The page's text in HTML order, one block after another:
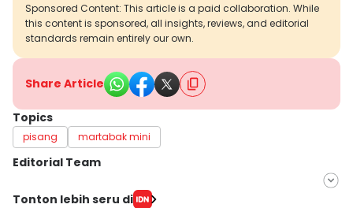
Sponsored Content: This article is a paid collaboration. While
this content is sponsored, all insights, reviews, and editorial
standards remain entirely our own.
Share Article
Topics
pisang martabak mini
Editorial Team
Editor
Tonton lebih seru di